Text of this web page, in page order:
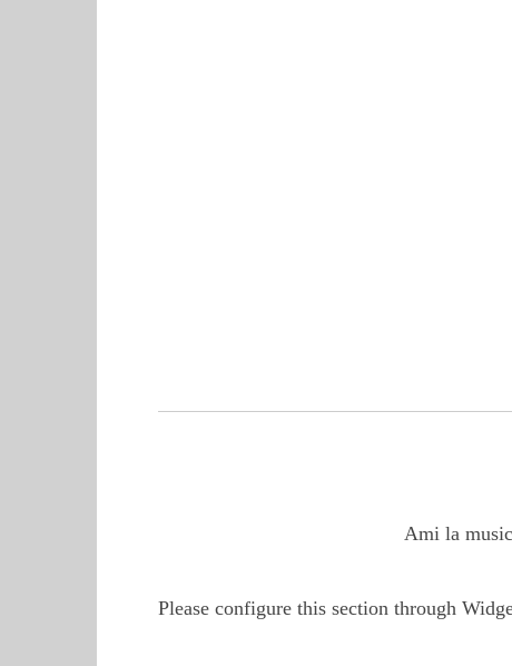
Ami la
Please configure this section through